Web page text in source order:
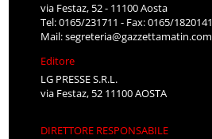
via Festaz, 52 - 11100 Aosta
Tel: 0165/231711 - Fax: 0165/1820141
Mail:segreteria@gazzettamatin.com
Editore
LG PRESSE S.R.L.
via Festaz, 52 11100 AOSTA
DIRETTORE RESPONSABILE